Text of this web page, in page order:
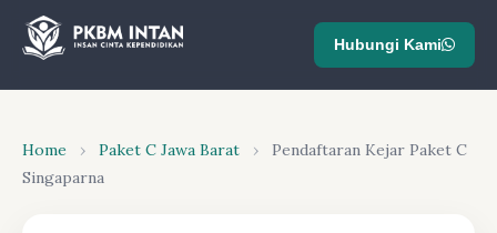
Hubungi Kami
Home › Paket C Jawa Barat ›
Pendaftaran Kejar Paket C
Singaparna